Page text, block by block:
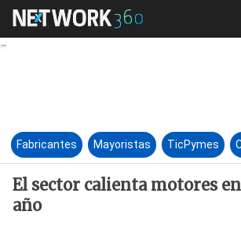
El sector
Fabricantes Mayoristas TicPymes
El sector calienta motores
año